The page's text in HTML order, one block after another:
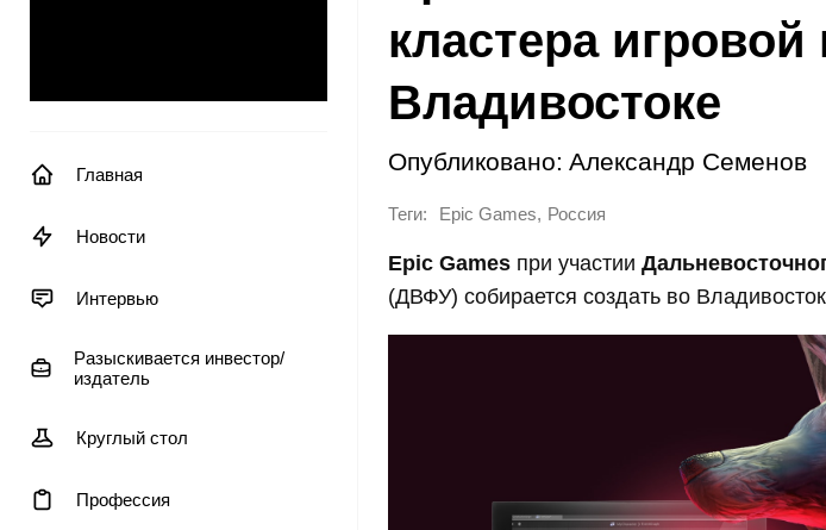
Главная
Новости
Интервью
Разыскивается инвестор/
издатель
Круглый стол
Профессия
кластера
Владивостоке
Опубликовано: Александр Семенов
Теги: Epic Games, Россия
Epic Games при участии
(ДВФУ) собирается создать во